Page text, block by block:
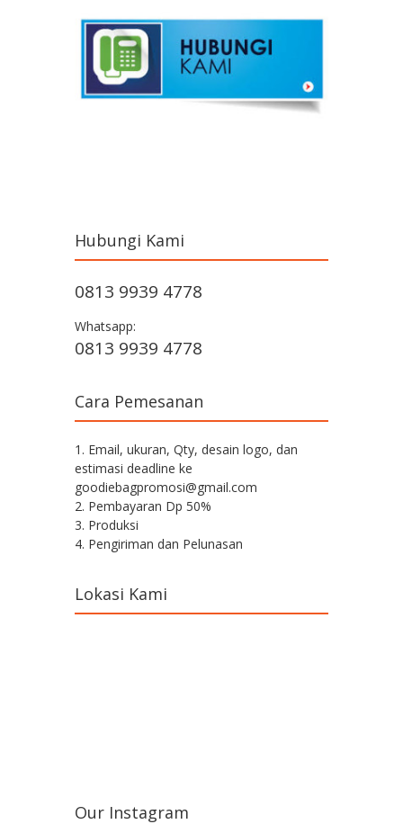
Hubungi Kami
0813 9939 4778
Whatsapp:
0813 9939 4778
Cara Pemesanan
1. Email, ukuran, Qty, desain logo, dan
estimasi deadline ke
goodiebagpromosi@gmail.com
2. Pembayaran Dp 50%
3. Produksi
4. Pengiriman dan Pelunasan
Lokasi Kami
Our Instagram